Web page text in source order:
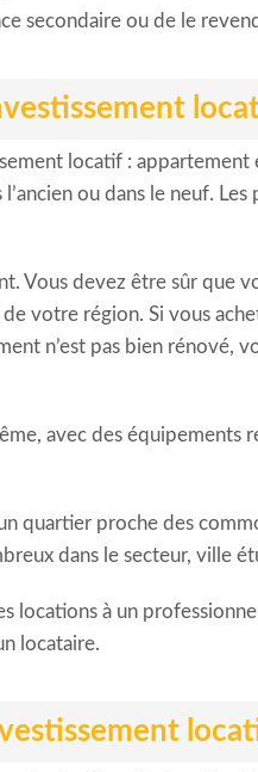
secondaire ou de le
locatif : appartement
ou dans le neuf. Les
Vous devez être sûr que
votre région. Si vous
n’est pas bien rénové,
avec des équipements
quartier proche des
dans le secteur, ville
locations à un
locataire.